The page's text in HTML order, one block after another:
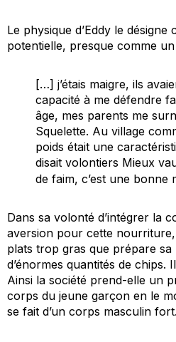
Le physique d’Eddy le désigne
potentielle, presque comme
[…] j’étais maigre, ils
capacité à me défendre
âge, mes parents me
Squelette. Au village
poids était une
disait volontiers Mieux
de faim, c’est une bonne
Dans sa volonté d’intégrer la
aversion pour cette
plats trop gras que prépare sa
d’énormes quantités de chips.
Ainsi la société prend-elle un
corps du jeune garçon en le
se fait d’un corps masculin fort.